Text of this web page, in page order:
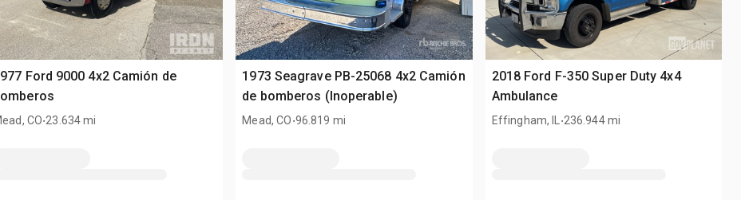
Ford 9000 4x2 Camión de
CO.23.634 mi
1973 Seagrave PB-25068 4x2 Camión
de bomberos (Inoperable)
Mead, CO.96.819 mi
2018 Ford F-350 Super Duty 4x4
Ambulance
Effingham, IL.236.944 mi